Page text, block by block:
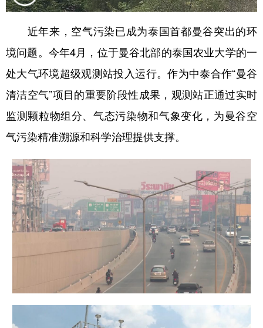
公益 一带一路 亚太网 上市公司
文化产业
地方频道
北京 天津 河北 山西
辽宁 吉林 上海 江苏
山东 湖南
广东 广西 海南 重庆
四川 贵州 云南 西藏
甘肃 宁夏
内蒙古 黑龙江
近年来，空气污染已成为泰国首都曼谷突出的环
境问题。今年4月，位于曼谷北部的泰国农业大学的一
处大气环境超级观测站投入运行。作为中泰合作“曼谷
清洁空气”项目的重要阶段性成果，观测站正通过实时
监测颗粒物组分、气态污染物和气象变化，为曼谷空
气污染精准溯源和科学治理提供支撑。